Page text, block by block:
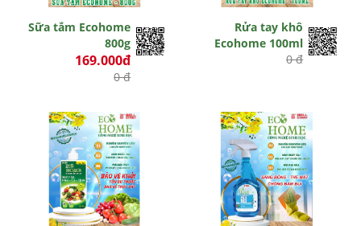
Sữa tắm Ecohome
800g
169.000đ
0 đ
Rửa tay khô
Ecohome 100ml
0 đ